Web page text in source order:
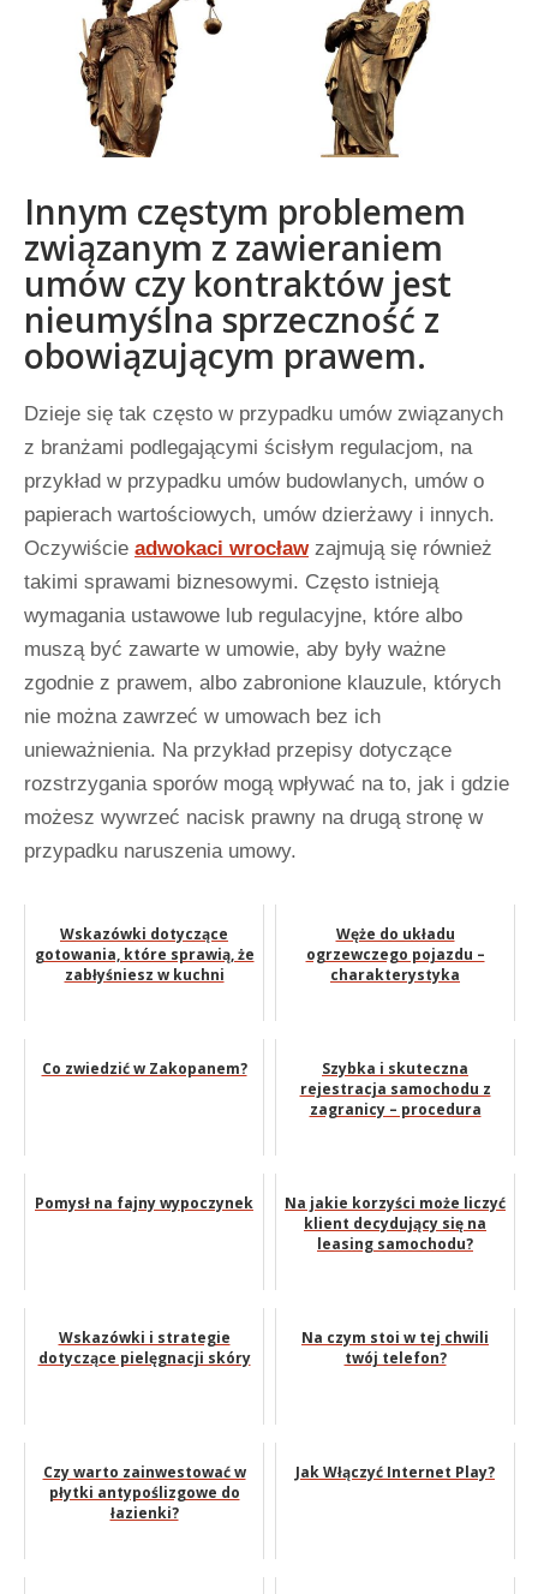
Innym częstym problemem
związanym z zawieraniem
umów czy kontraktów jest
nieumyślna sprzeczność z
obowiązującym prawem.
Dzieje się tak często w przypadku umów związanych
z branżami podlegającymi ścisłym regulacjom, na
przykład w przypadku umów budowlanych, umów o
papierach wartościowych, umów dzierżawy i innych.
Oczywiście adwokaci wrocławzajmują się również
takimi sprawami biznesowymi. Często istnieją
wymagania ustawowe lub regulacyjne, które albo
muszą być zawarte w umowie, aby były ważne
zgodnie z prawem, albo zabronione klauzule, których
nie można zawrzeć w umowach bez ich
unieważnienia. Na przykład przepisy dotyczące
rozstrzygania sporów mogą wpływać na to, jak i gdzie
możesz wywrzeć nacisk prawny na drugą stronę w
przypadku naruszenia umowy.
Wskazówki dotyczące
gotowania, które sprawią, że
zabłyśniesz w kuchni
Węże do układu
ogrzewczego pojazdu –
charakterystyka
Co zwiedzić w Zakopanem?
Szybka i skuteczna
rejestracja samochodu z
zagranicy – procedura
Pomysł na fajny wypoczynek
Na jakie korzyści może liczyć
klient decydujący się na
leasing samochodu?
Wskazówki i strategie
dotyczące pielęgnacji skóry
Na czym stoi w tej chwili
twój telefon?
Czy warto zainwestować w
płytki antypoślizgowe do
łazienki?
Jak Włączyć Internet Play?